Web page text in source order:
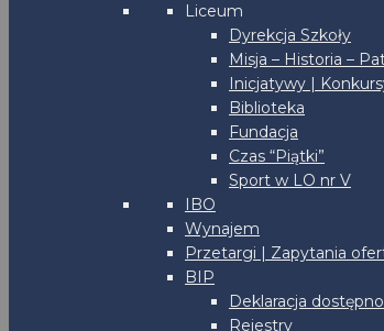
Liceum
Dyrekcja Szkoły
Misja – Historia –
Inicjatywy |
Biblioteka
Fundacja
Czas “Piątki”
Sport w LO nr V
IBO
Wynajem
Przetargi | Zapytania
BIP
Deklaracja
Rejestry